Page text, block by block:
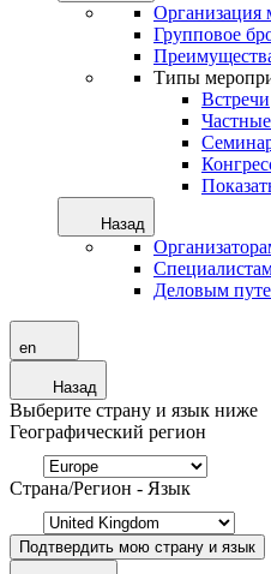
Организация
Групповое
Типы
Встречи
Назад
Деловым
en
Назад
Выберите страну и язык ниже
Географический регион
Страна/Регион - Язык
Подтвердить мою страну и язык